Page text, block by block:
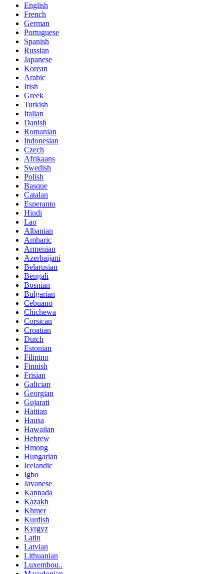
English
French
German
Portuguese
Spanish
Russian
Japanese
Korean
Arabic
Irish
Greek
Turkish
Italian
Danish
Romanian
Indonesian
Czech
Afrikaans
Swedish
Polish
Basque
Catalan
Esperanto
Hindi
Lao
Albanian
Amharic
Armenian
Azerbaijani
Belarusian
Bengali
Bosnian
Bulgarian
Cebuano
Chichewa
Corsican
Croatian
Dutch
Estonian
Filipino
Finnish
Frisian
Galician
Georgian
Gujarati
Haitian
Hausa
Hawaiian
Hebrew
Hmong
Hungarian
Icelandic
Igbo
Javanese
Kannada
Kazakh
Khmer
Kurdish
Kyrgyz
Latin
Latvian
Lithuanian
Luxembou..